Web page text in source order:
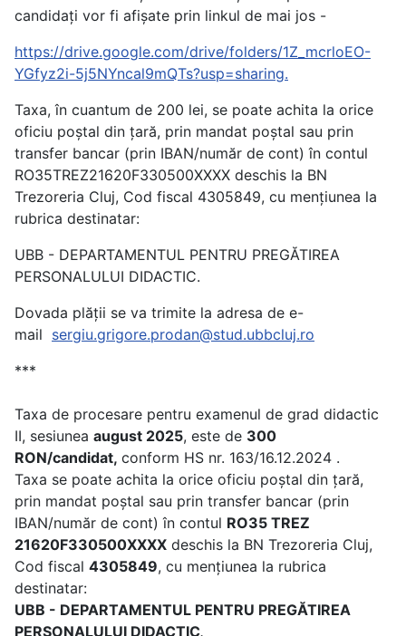
candidați vor fi afișate prin linkul de mai jos -
https://drive.google.com/drive/folders/1Z_mcrloEO-
YGfyz2i-5j5NYncal9mQTs?usp=sharing.
Taxa, în cuantum de 200 lei, se poate achita la orice
oficiu poștal din țară, prin mandat poștal sau prin
transfer bancar (prin IBAN/număr de cont) în contul
RO35TREZ21620F330500XXXX deschis la BN
Trezoreria Cluj, Cod fiscal 4305849, cu mențiunea la
rubrica destinatar:
UBB - DEPARTAMENTUL PENTRU PREGĂTIREA
PERSONALULUI DIDACTIC.
Dovada plății se va trimite la adresa de e-
mail sergiu.grigore.prodan@stud.ubbcluj.ro
***
Taxa de procesare pentru examenul de grad didactic
II, sesiunea august 2025, este de 300
RON/candidat, conform HS nr. 163/16.12.2024 .
Taxa se poate achita la orice oficiu poştal din ţară,
prin mandat poştal sau prin transfer bancar (prin
IBAN/număr de cont) în contul RO35 TREZ
21620F330500XXXX deschis la BN Trezoreria Cluj,
Cod fiscal 4305849, cu menţiunea la rubrica
destinatar:
UBB - DEPARTAMENTUL PENTRU PREGĂTIREA
PERSONALULUI DIDACTIC.